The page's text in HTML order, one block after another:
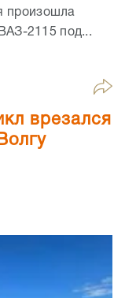
произошла
2115 под...
врезался